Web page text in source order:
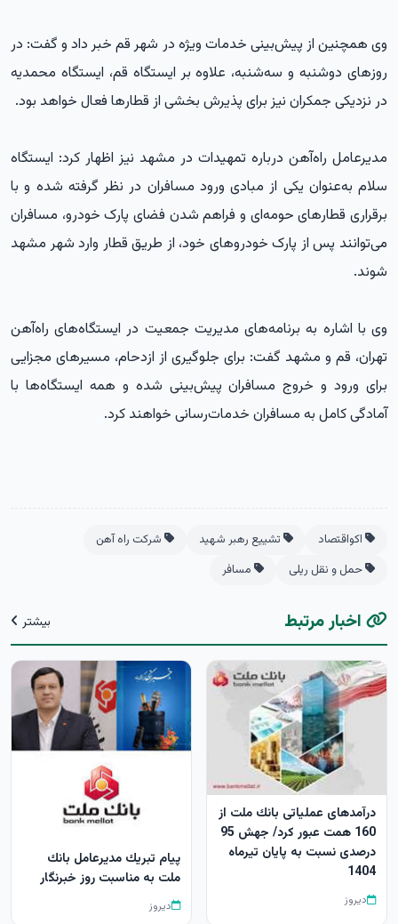
وی همچنین از پیش‌بینی خدمات ویژه در شهر قم خبر داد و گفت: در
روزهای دوشنبه و سه‌شنبه، علاوه بر ایستگاه قم، ایستگاه محمدیه
در نزدیکی جمکران نیز برای پذیرش بخشی از قطارها فعال خواهد بود.
مدیرعامل راه‌آهن درباره تمهیدات در مشهد نیز اظهار کرد: ایستگاه
سلام به‌عنوان یکی از مبادی ورود مسافران در نظر گرفته شده و با
برقراری قطارهای حومه‌ای و فراهم شدن فضای پارک خودرو، مسافران
می‌توانند پس از پارک خودروهای خود، از طریق قطار وارد شهر مشهد
شوند.
وی با اشاره به برنامه‌های مدیریت جمعیت در ایستگاه‌های راه‌آهن
تهران، قم و مشهد گفت: برای جلوگیری از ازدحام، مسیرهای مجزایی
برای ورود و خروج مسافران پیش‌بینی شده و همه ایستگاه‌ها با
آمادگی کامل به مسافران خدمات‌رسانی خواهند کرد.
اکواقتصاد تشییع رهبر شهید
شرکت راه آهن
حمل و نقل ریلی
مسافر
اخبار مرتبط بیشتر
درآمدهای عملیاتی بانك ملت از
160 همت عبور كرد/ جهش 95
درصدی نسبت به پایان تیرماه
1404
دیروز
پیام تبریك مدیرعامل بانك
ملت به مناسبت روز خبرنگار
دیروز